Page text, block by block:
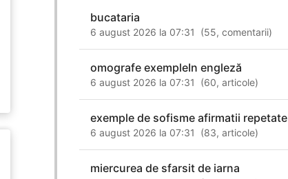
bucataria
6 august 2026 la 07:31 (55,comentarii)
omografe exempleIn engleză
6 august 2026 la 07:31 (60,articole)
exemple de sofisme afirmatii repetate
6 august 2026 la 07:31 (83,articole)
miercurea de sfarsit de iarna